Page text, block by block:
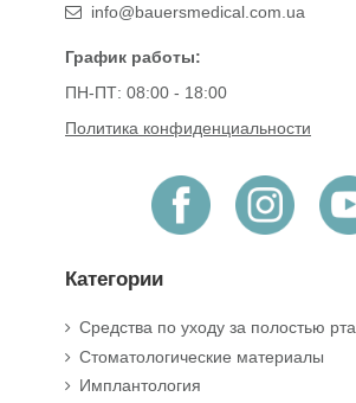
info@bauersmedical.com.ua
График работы:
ПН-ПТ: 08:00 - 18:00
Политика конфиденциальности
Категории
Средства по уходу за полостью рта
Стоматологические материалы
Имплантология